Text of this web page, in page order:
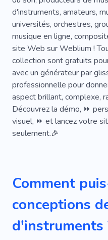
Célébrité
Battre
Écouteurs
Exprimer
Conférencier
Mission
Entreprise De Musique
Soigné
Chansons
Auteur-compositeur
d'instruments, amateurs,
universités, orchestres,
musique en ligne,
site Web sur Weblium !
collection sont gratuits
avec un générateur par
professionnelle pour
aspect brillant, complexe,
Découvrez la démo, ⏩
visuel, ⏩ et lancez votre
seulement.🎉
Comment
conceptions
d'instruments